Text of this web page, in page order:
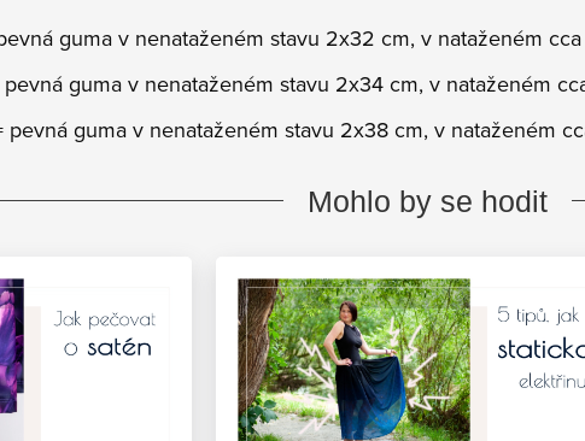
guma v nenataženém stavu 2x32 cm, v nataženém
guma v nenataženém stavu 2x34 cm, v nataženém
pevná guma v nenataženém stavu 2x38 cm, v nataženém
Mohlo by se hodit